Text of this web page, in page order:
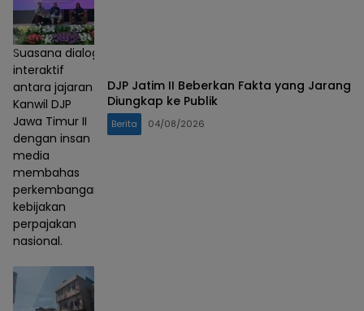
Suasana dialog
interaktif
antara jajaran
Kanwil DJP
Jawa Timur II
dengan insan
media
membahas
perkembangan
kebijakan
perpajakan
nasional.
DJP Jatim II Beberkan Fakta yang Jarang
Diungkap ke Publik
Berita 04/08/2026